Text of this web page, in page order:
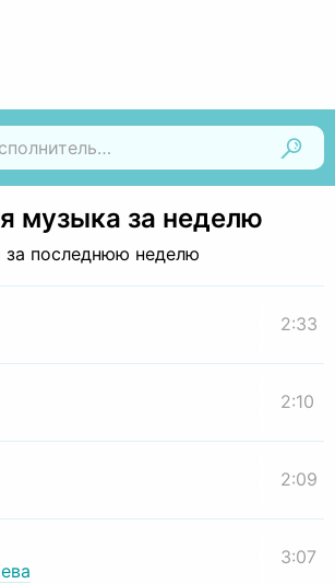
музыка за неделю
последнюю неделю
2:33
2:10
2:09
3:07